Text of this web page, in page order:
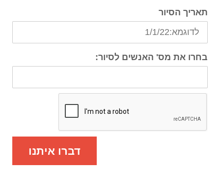
תאריך הסיור
בחרו את מס' האנשים לסיור:
דברו איתנו